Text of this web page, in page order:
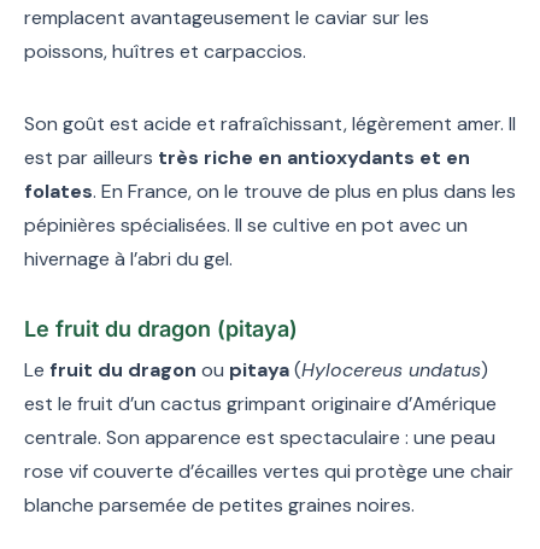
remplacent avantageusement le caviar sur les
poissons, huîtres et carpaccios.
Son goût est acide et rafraîchissant, légèrement amer. Il
est par ailleurs très riche en antioxydants et en
folates. En France, on le trouve de plus en plus dans les
pépinières spécialisées. Il se cultive en pot avec un
hivernage à l’abri du gel.
Le fruit du dragon (pitaya)
Le fruit du dragon ou pitaya(Hylocereus undatus)
est le fruit d’un cactus grimpant originaire d’Amérique
centrale. Son apparence est spectaculaire : une peau
rose vif couverte d’écailles vertes qui protège une chair
blanche parsemée de petites graines noires.